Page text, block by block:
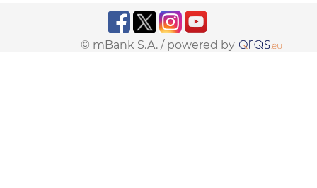
© mBank S.A. / powered by